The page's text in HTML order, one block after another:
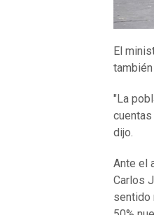
El
"La
dijo.
Ante el
Carlos
sentido